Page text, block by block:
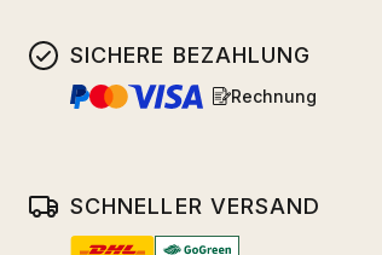
SICHERE BEZAHLUNG
Rechnung
SCHNELLER VERSAND